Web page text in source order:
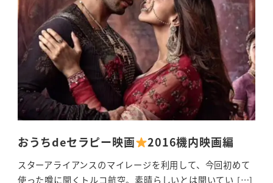
おうちdeセラピー映画 2016機内映画編
スターアライアンスのマイレージを利用して、今回初めて
使った噂に聞くトルコ航空。素晴らしいとは聞いてい […]